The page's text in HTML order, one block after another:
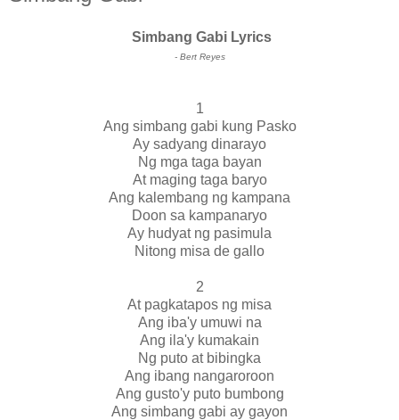
Simbang Gabi Lyrics
- Bert Reyes
1
Ang simbang gabi kung Pasko
Ay sadyang dinarayo
Ng mga taga bayan
At maging taga baryo
Ang kalembang ng kampana
Doon sa kampanaryo
Ay hudyat ng pasimula
Nitong misa de gallo
2
At pagkatapos ng misa
Ang iba'y umuwi na
Ang ila'y kumakain
Ng puto at bibingka
Ang ibang nangaroroon
Ang gusto'y puto bumbong
Ang simbang gabi ay gayon